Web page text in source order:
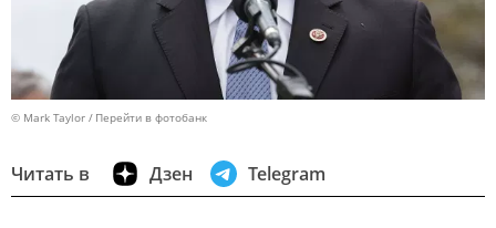
© Mark Taylor Перейти в фотобанк
Читать в Дзен Telegram